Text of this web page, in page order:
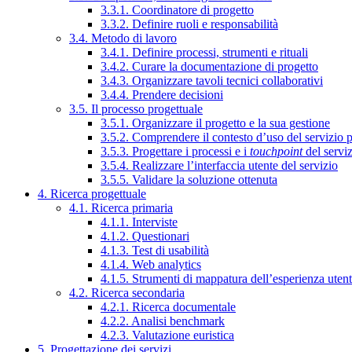
3.3.1. Coordinatore di progetto
3.3.2. Definire ruoli e responsabilità
3.4. Metodo di lavoro
3.4.1. Definire processi, strumenti e rituali
3.4.2. Curare la documentazione di progetto
3.4.3. Organizzare tavoli tecnici collaborativi
3.4.4. Prendere decisioni
3.5. Il processo progettuale
3.5.1. Organizzare il progetto e la sua gestione
3.5.2. Comprendere il contesto d’uso del servizio
3.5.3. Progettare i processi e i touchpointdel
3.5.4. Realizzare l’interfaccia utente del servizio
3.5.5. Validare la soluzione ottenuta
4. Ricerca progettuale
4.1. Ricerca primaria
4.1.1. Interviste
4.1.2. Questionari
4.1.3. Test di usabilità
4.1.4. Web analytics
4.1.5. Strumenti di mappatura dell’esperienza
4.2. Ricerca secondaria
4.2.1. Ricerca documentale
4.2.2. Analisi benchmark
4.2.3. Valutazione euristica
5. Progettazione dei servizi